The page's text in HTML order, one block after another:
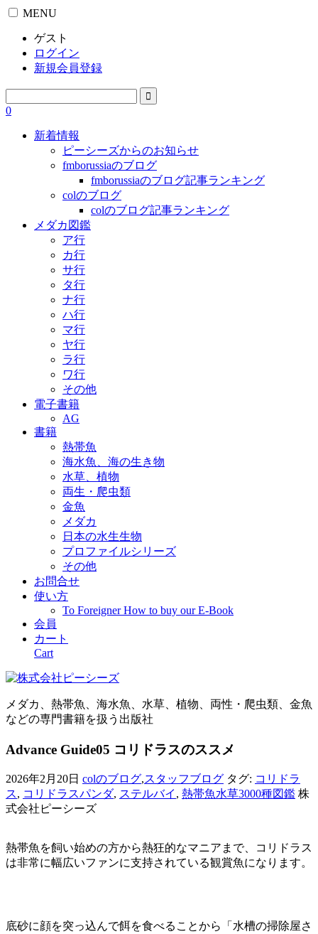
MENU
ゲスト
ログイン
新規会員登録
0
新着情報
ピーシーズからのお知らせ
fmborussiaのブログ
fmborussiaのブログ記事ランキング
colのブログ
colのブログ記事ランキング
メダカ図鑑
ア行
カ行
サ行
タ行
ナ行
ハ行
マ行
ヤ行
ラ行
ワ行
その他
電子書籍
AG
書籍
熱帯魚
海水魚、海の生き物
水草、植物
両生・爬虫類
金魚
メダカ
日本の水生生物
プロファイルシリーズ
その他
お問合せ
使い方
To Foreigner How to buy our E-Book
会員
カート
Cart
メダカ、熱帯魚、海水魚、水草、植物、両性・爬虫類、金魚
などの専門書籍を扱う出版社
Advance Guide05 コリドラスのススメ
2026年2月20日 colのブログ,スタッフブログ タグ: コリドラ
ス, コリドラスパンダ, ステルバイ , 熱帯魚水草3000種図鑑 株
式会社ピーシーズ
熱帯魚を飼い始めの方から熱狂的なマニアまで、コリドラス
は非常に幅広いファンに支持されている観賞魚になります。
底砂に顔を突っ込んで餌を食べることから「水槽の掃除屋さ